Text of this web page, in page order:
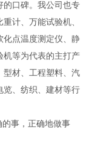
的口碑。我公司也专
计、万能试验机、
化点温度测定仪、静
机等为代表的主打产
型材、工程塑料、汽
览、纺织、建材等行
的事，正确地做事